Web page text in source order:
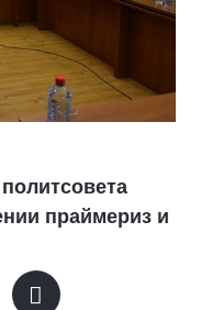
праймериз и